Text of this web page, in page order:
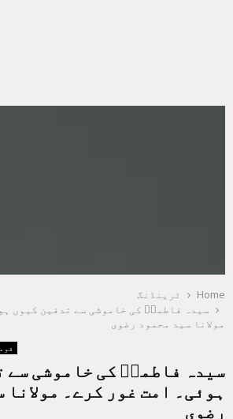
Home
ٹرینڈنگ
سیدہ فاطمہؑ کی خاموشی سے تدفین کیوں
مولانا سید محمود رضوی
سیدہ فاطمہؑ کی خاموشی سے
ہوئی۔ امت غور کرے۔ مولانا
رضوی